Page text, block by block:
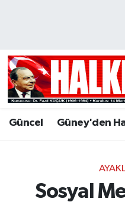
Güncel Güney'den
Sosyal
Hava Durumu
Trafik Durumu
Tüm Manşetler
Son Dakika